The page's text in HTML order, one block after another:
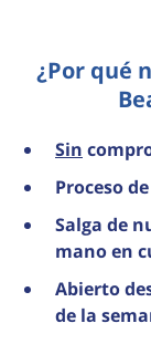
¿Por qué
Sin
Proceso
Salga de
mano en
Abierto
de la